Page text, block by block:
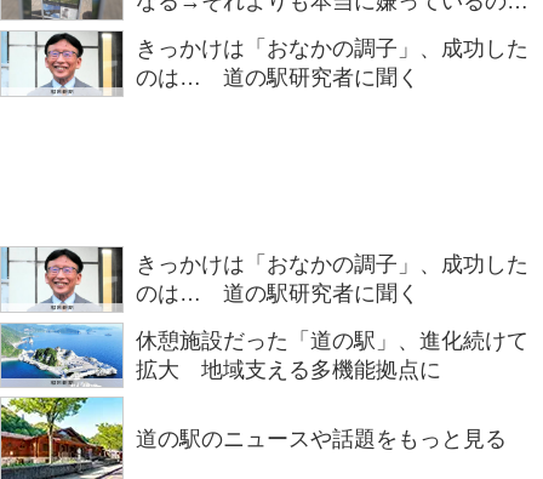
怒りっぷりなの……。」
きっかけは「おなかの調子」、成功した
のは… 道の駅研究者に聞く
きっかけは「おなかの調子」、成功した
のは… 道の駅研究者に聞く
休憩施設だった「道の駅」、進化続けて
拡大 地域支える多機能拠点に
道の駅のニュースや話題をもっと見る